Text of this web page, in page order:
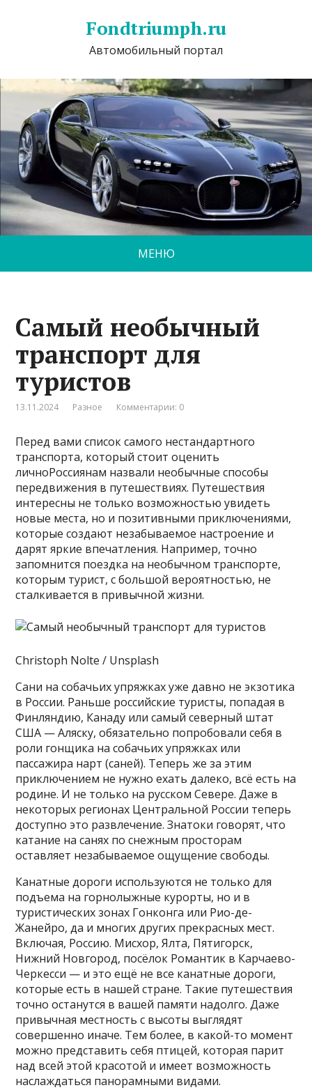
Fondtriumph.ru
Автомобильный портал
МЕНЮ
Самый необычный
транспорт для
туристов
13.11.2024 Разное Комментарии: 0
Перед вами список самого нестандартного
транспорта, который стоит оценить
личноРоссиянам назвали необычные способы
передвижения в путешествиях. Путешествия
интересны не только возможностью увидеть
новые места, но и позитивными приключениями,
которые создают незабываемое настроение и
дарят яркие впечатления. Например, точно
запомнится поездка на необычном транспорте,
которым турист, с большой вероятностью, не
сталкивается в привычной жизни.
Christoph Nolte / Unsplash
Сани на собачьих упряжках уже давно не экзотика
в России. Раньше российские туристы, попадая в
Финляндию, Канаду или самый северный штат
США — Аляску, обязательно попробовали себя в
роли гонщика на собачьих упряжках или
пассажира нарт (саней). Теперь же за этим
приключением не нужно ехать далеко, всё есть на
родине. И не только на русском Севере. Даже в
некоторых регионах Центральной России теперь
доступно это развлечение. Знатоки говорят, что
катание на санях по снежным просторам
оставляет незабываемое ощущение свободы.
Канатные дороги используются не только для
подъема на горнолыжные курорты, но и в
туристических зонах Гонконга или Рио-де-
Жанейро, да и многих других прекрасных мест.
Включая, Россию. Мисхор, Ялта, Пятигорск,
Нижний Новгород, посёлок Романтик в Карчаево-
Черкесси — и это ещё не все канатные дороги,
которые есть в нашей стране. Такие путешествия
точно останутся в вашей памяти надолго. Даже
привычная местность с высоты выглядят
совершенно иначе. Тем более, в какой-то момент
можно представить себя птицей, которая парит
над всей этой красотой и имеет возможность
наслаждаться панорамными видами.